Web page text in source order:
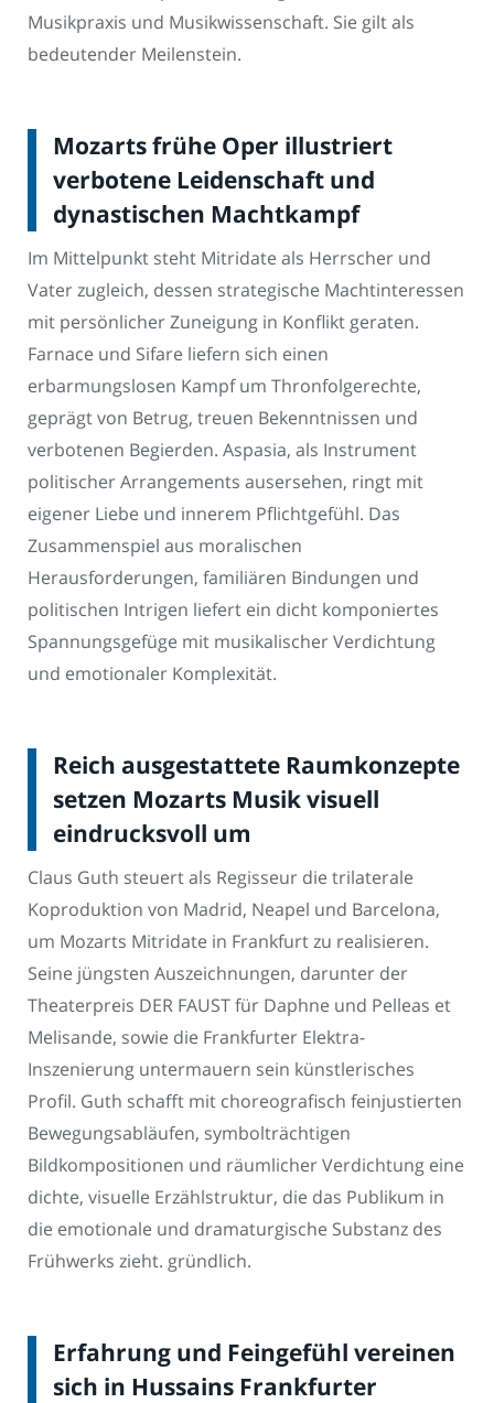
Musikpraxis und Musikwissenschaft. Sie gilt als
bedeutender Meilenstein.
Mozarts frühe Oper illustriert
verbotene Leidenschaft und
dynastischen Machtkampf
Im Mittelpunkt steht Mitridate als Herrscher und
Vater zugleich, dessen strategische Machtinteressen
mit persönlicher Zuneigung in Konflikt geraten.
Farnace und Sifare liefern sich einen
erbarmungslosen Kampf um Thronfolgerechte,
geprägt von Betrug, treuen Bekenntnissen und
verbotenen Begierden. Aspasia, als Instrument
politischer Arrangements ausersehen, ringt mit
eigener Liebe und innerem Pflichtgefühl. Das
Zusammenspiel aus moralischen
Herausforderungen, familiären Bindungen und
politischen Intrigen liefert ein dicht komponiertes
Spannungsgefüge mit musikalischer Verdichtung
und emotionaler Komplexität.
Reich ausgestattete Raumkonzepte
setzen Mozarts Musik visuell
eindrucksvoll um
Claus Guth steuert als Regisseur die trilaterale
Koproduktion von Madrid, Neapel und Barcelona,
um Mozarts Mitridate in Frankfurt zu realisieren.
Seine jüngsten Auszeichnungen, darunter der
Theaterpreis DER FAUST für Daphne und Pelleas et
Melisande, sowie die Frankfurter Elektra-
Inszenierung untermauern sein künstlerisches
Profil. Guth schafft mit choreografisch feinjustierten
Bewegungsabläufen, symbolträchtigen
Bildkompositionen und räumlicher Verdichtung eine
dichte, visuelle Erzählstruktur, die das Publikum in
die emotionale und dramaturgische Substanz des
Frühwerks zieht. gründlich.
Erfahrung und Feingefühl vereinen
sich in Hussains Frankfurter